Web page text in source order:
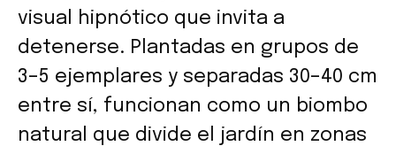
visual hipnótico que invita a
detenerse. Plantadas en grupos de
3–5 ejemplares y separadas 30–40 cm
entre sí, funcionan como un biombo
natural que divide el jardín en zonas